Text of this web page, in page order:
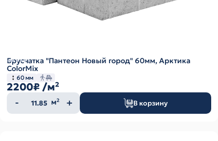
Брусчатка "Пантеон Новый город" 60мм, Арктика
ColorMix
60 мм
2200₽ /м²
Количество
товара
м² В корзину